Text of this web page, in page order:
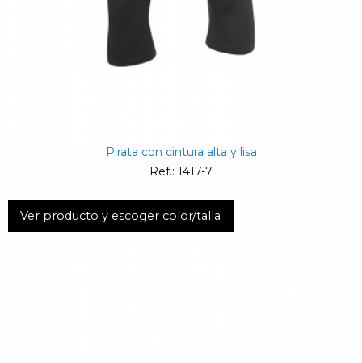
Pirata con cintura alta y lisa
Ref.: 1417-7
Ver producto y escoger color/talla